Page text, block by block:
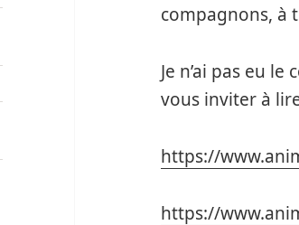
compagnons, à
Je n’ai pas eu
vous inviter à
https://
https://